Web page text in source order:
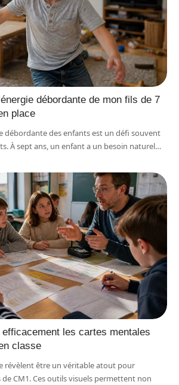
débordante de mon fils de 7
place
débordante des enfants est un défi souvent
À sept ans, un enfant a un besoin naturel…
les cartes mentales
classe
révèlent être un véritable atout pour
CM1. Ces outils visuels permettent non